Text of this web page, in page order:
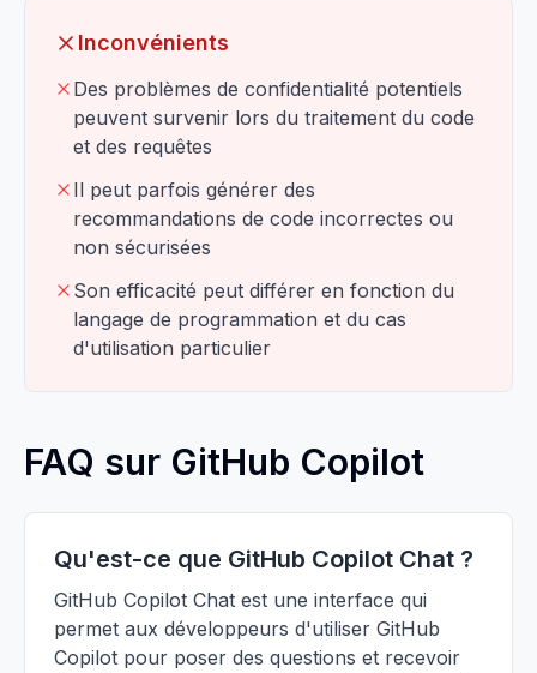
Inconvénients
Des problèmes de confidentialité potentiels
peuvent survenir lors du traitement du code
et des requêtes
Il peut parfois générer des
recommandations de code incorrectes ou
non sécurisées
Son efficacité peut différer en fonction du
langage de programmation et du cas
d'utilisation particulier
FAQ sur GitHub Copilot
Qu'est-ce que GitHub Copilot Chat ?
GitHub Copilot Chat est une interface qui
permet aux développeurs d'utiliser GitHub
Copilot pour poser des questions et recevoir